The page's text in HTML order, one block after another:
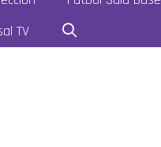
TV